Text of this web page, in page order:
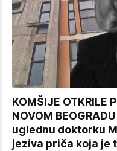
KOMŠIJE OTKRILE
NOVOM
uglednu doktorku
jeziva priča koja je